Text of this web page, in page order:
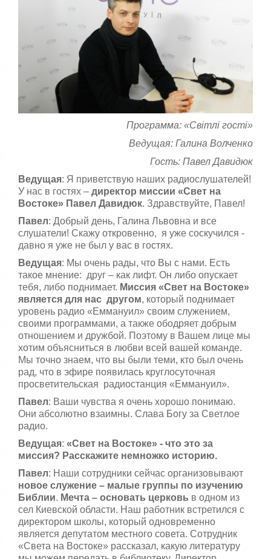
,
е
н
Программа: «Світлі гості»
Ведущая: Галина Волченко
Гость: Павел Давидюк
Ведущая: Я приветствую наших радиослушателей!
У нас в гостях – директор миссии «Свет на
Востоке» Павел Давидюк. Здравствуйте, Павел!
Павел: Добрый день, Галина Львовна и все
слушатели! Скажу откровенно, я уже соскучился -
давно я уже не был у вас в гостях.
Ведущая: Мы очень рады, что Вы с нами. Есть
такое мнение: друг – как лифт. Он либо опускает
тебя, либо поднимает. Миссия «Свет на Востоке»
является для нас другом, который поднимает
уровень радио «Еммануил» своим служением,
своими программами, а также ободряет добрым
отношением и дружбой. Поэтому в Вашем лице мы
хотим объясниться в любви всей вашей команде.
Мы точно знаем, что вы были теми, кто был очень
рад, что в эфире появилась круглосуточная
просветительская радиостанция «Еммануил».
Павел: Ваши чувства я очень хорошо понимаю.
Они абсолютно взаимны. Слава Богу за Светлое
радио.
Ведущая: «Свет на Востоке» - что это за
миссия? Расскажите немножко историю.
Павел: Наши сотрудники сейчас организовывают
новое служение – малые группы по изучению
Библии. Мечта – основать церковь в одном из
сел Киевской области. Наш работник встретился с
директором школы, который одновременно
является депутатом местного совета. Сотрудник
«Света на Востоке» рассказал, какую литературу